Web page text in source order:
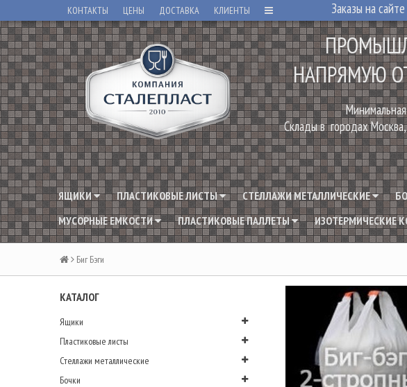
КОНТАКТЫ ЦЕНЫ ДОСТАВКА КЛИЕНТЫ Заказы на
НАПРЯМУЮ
Минимальная
Склады в городах
ЯЩИКИ ПЛАСТИКОВЫЕ ЛИСТЫ СТЕЛЛАЖИ МЕТАЛЛИЧЕСКИЕ
МУСОРНЫЕ ЕМКОСТИ
ПЛАСТИКОВЫЕ ПАЛЛЕТЫ ИЗОТЕРМИЧЕСКИЕ
Биг Бэги
КАТАЛОГ
Ящики
Пластиковые листы
Стеллажи металлические
Бочки